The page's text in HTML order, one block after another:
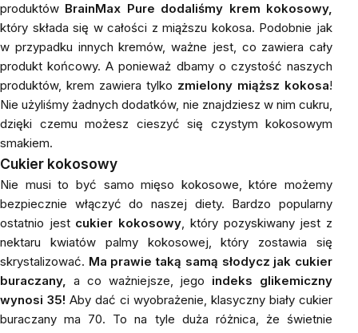
produktów BrainMax Pure dodaliśmy krem kokosowy,
który składa się w całości z miąższu kokosa. Podobnie jak
w przypadku innych kremów, ważne jest, co zawiera cały
produkt końcowy. A ponieważ dbamy o czystość naszych
produktów, krem zawiera tylko zmielony miąższ kokosa!
Nie użyliśmy żadnych dodatków, nie znajdziesz w nim cukru,
dzięki czemu możesz cieszyć się czystym kokosowym
smakiem.
Cukier kokosowy
Nie musi to być samo mięso kokosowe, które możemy
bezpiecznie włączyć do naszej diety. Bardzo popularny
ostatnio jest cukier kokosowy, który pozyskiwany jest z
nektaru kwiatów palmy kokosowej, który zostawia się
skrystalizować. Ma prawie taką samą słodycz jak cukier
buraczany, a co ważniejsze, jego indeks glikemiczny
wynosi 35! Aby dać ci wyobrażenie, klasyczny biały cukier
buraczany ma 70. To na tyle duża różnica, że świetnie